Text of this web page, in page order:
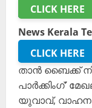
CLICK HERE
News Kerala
CLICK HERE
താൻ ബൈക്ക്
പാർക്കിംഗ്’
യുവാവ്,